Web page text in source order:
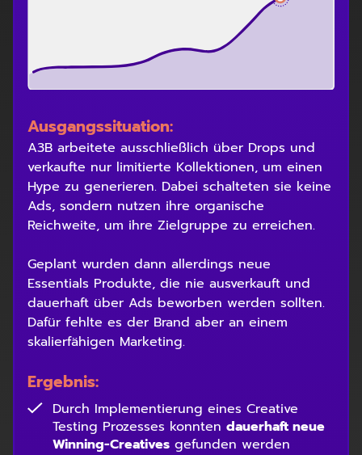
Ausgangssituation:
A3B arbeitete ausschließlich über Drops und
verkaufte nur limitierte Kollektionen, um einen
Hype zu generieren. Dabei schalteten sie keine
Ads, sondern nutzen ihre organische
Reichweite, um ihre Zielgruppe zu erreichen.
Geplant wurden dann allerdings neue
Essentials Produkte, die nie ausverkauft und
dauerhaft über Ads beworben werden sollten.
Dafür fehlte es der Brand aber an einem
skalierfähigen Marketing.
Ergebnis:
Durch Implementierung eines Creative
Testing Prozesses konnten dauerhaft neue
Winning-Creativesgefunden werden